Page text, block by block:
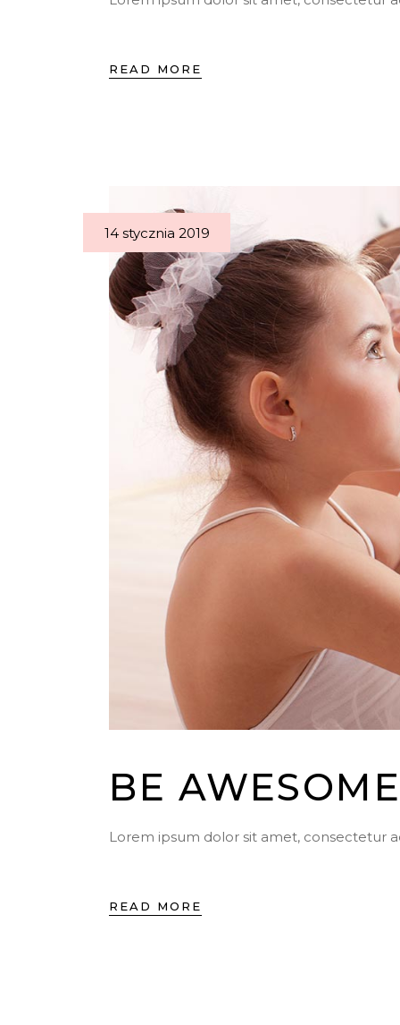
READ MORE
14 stycznia 2019
BE
Lorem ipsum dolor sit amet, consectetur
READ MORE